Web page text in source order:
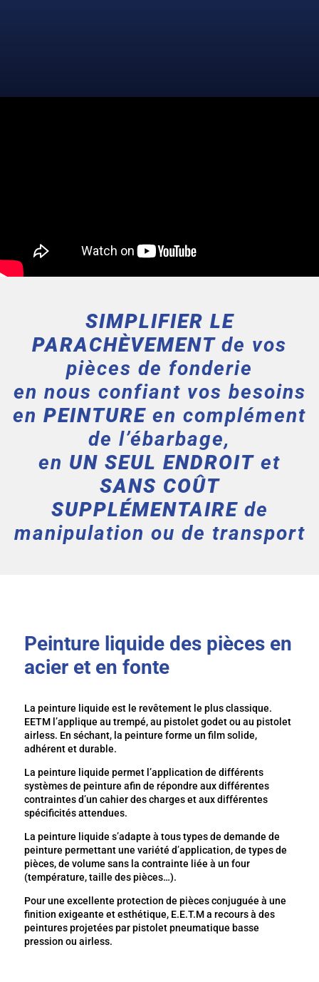
SIMPLIFIER LE
PARACHÈVEMENT de vos
pièces de fonderie
en nous confiant vos besoins
en PEINTURE en complément
de l’ébarbage,
en UN SEUL ENDROIT et
SANS COÛT
SUPPLÉMENTAIREde
manipulation ou de transport
Peinture liquide des pièces en
acier et en fonte
La peinture liquide est le revêtement le plus classique.
EETM l’applique au trempé, au pistolet godet ou au pistolet
airless. En séchant, la peinture forme un film solide,
adhérent et durable.
La peinture liquide permet l’application de différents
systèmes de peinture afin de répondre aux différentes
contraintes d’un cahier des charges et aux différentes
spécificités attendues.
La peinture liquide s’adapte à tous types de demande de
peinture permettant une variété d’application, de types de
pièces, de volume sans la contrainte liée à un four
(température, taille des pièces…).
Pour une excellente protection de pièces conjuguée à une
finition exigeante et esthétique, E.E.T.M a recours à des
peintures projetées par pistolet pneumatique basse
pression ou airless.